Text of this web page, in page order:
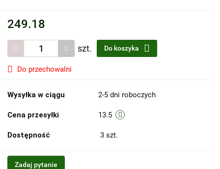
249.18
szt. Do koszyka
Do przechowalni
Wysyłka w ciągu 2-5 dni roboczych
Cena przesyłki 13.5
Dostępność 3 szt.
Zadaj pytanie